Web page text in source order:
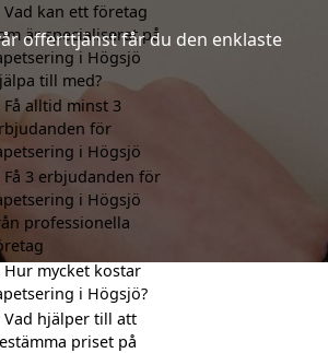
offerttjänst får du den enklaste
Vad kan ett företag
är specialiserat på
i Högsjö
till med?
Få alltid minst 3
för
i Högsjö
Få 3 erbjudanden för
i Högsjö
professionella
Hur mycket kostar
i Högsjö?
Vad hjälper till att
priset på